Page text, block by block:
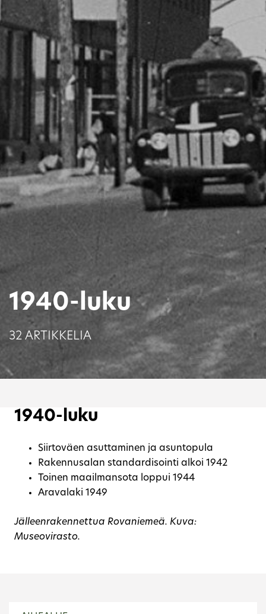
1940-luku
32 ARTIKKELIA
1940-luku
Siirtoväen asuttaminen ja asuntopula
Rakennusalan standardisointi alkoi 1942
Toinen maailmansota loppui 1944
Aravalaki 1949
Jälleenrakennettua Rovaniemeä. Kuva:
Museovirasto.